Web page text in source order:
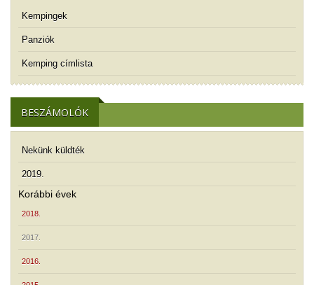
Kempingek
Panziók
Kemping címlista
BESZÁMOLÓK
Nekünk küldték
2019.
Korábbi évek
2018.
2017.
2016.